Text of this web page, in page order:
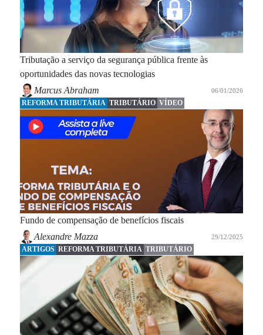
Tributação a serviço da segurança pública frente às
oportunidades das novas tecnologias
Marcus Abraham
06/01/2026
REFORMA TRIBUTÁRIA TRIBUTÁRIO VÍDEO
Fundo de compensação de benefícios fiscais
Alexandre Mazza
29/12/2025
ARTIGOS REFORMA TRIBUTÁRIA TRIBUTÁRIO